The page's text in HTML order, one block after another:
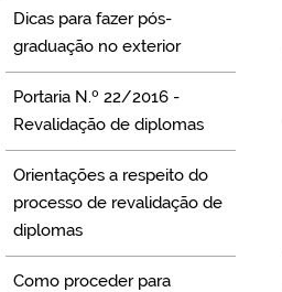
Dicas para fazer pós-
graduação no exterior
Portaria N.º 22/2016 -
Revalidação de diplomas
Orientações a respeito do
processo de revalidação de
diplomas
Como proceder para